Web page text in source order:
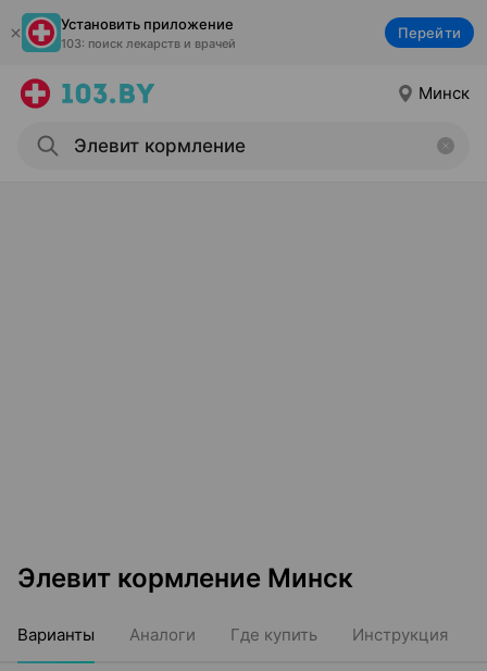
Установить приложение
103: поиск лекарств и врачей
Перейти
Минск
Элевит кормление Минск
Варианты Аналоги Где купить Инструкция